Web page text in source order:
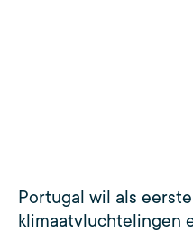
Portugal wil als
klimaatvluchtelingen